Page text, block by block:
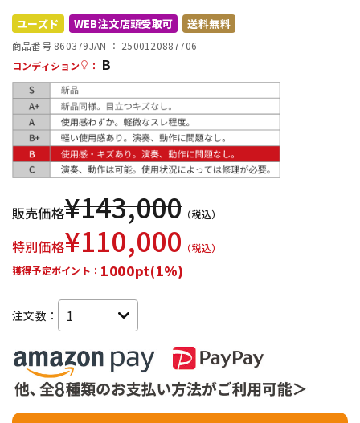
配信/ライブ機器
ユーズド WEB注文店頭受取可 送料無料
商品番号 860379JAN ： 2500120887706
コンディション
： B
販売価格¥143,000 （税込）
特別価格¥110,000 （税込）
獲得予定ポイント： 1000pt(1%)
注文数：